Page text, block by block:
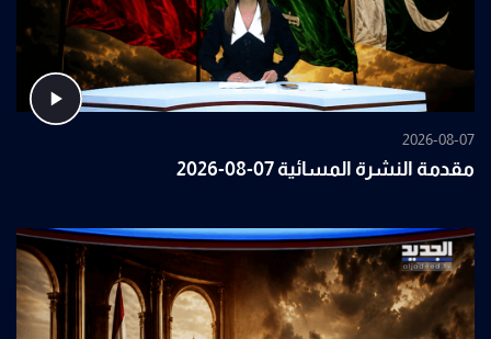
2026-08-07
مقدمة النشرة المسائية 07-08-2026